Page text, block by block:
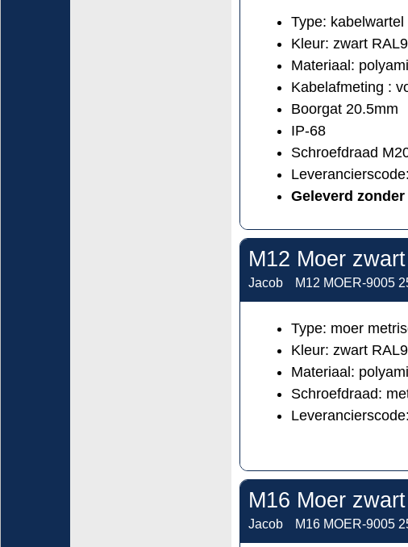
Type: kabelwartel
Kleur: zwart
Materiaal:
Kabelafmeting :
Boorgat 20.5mm
IP-68
Schroefdraad
Geleverd
M12 Moer zwart
Jacob M12 MOER-9005
Type: moer
Kleur: zwart
Materiaal:
Schroefdraad:
M16 Moer zwart
Jacob M16 MOER-9005